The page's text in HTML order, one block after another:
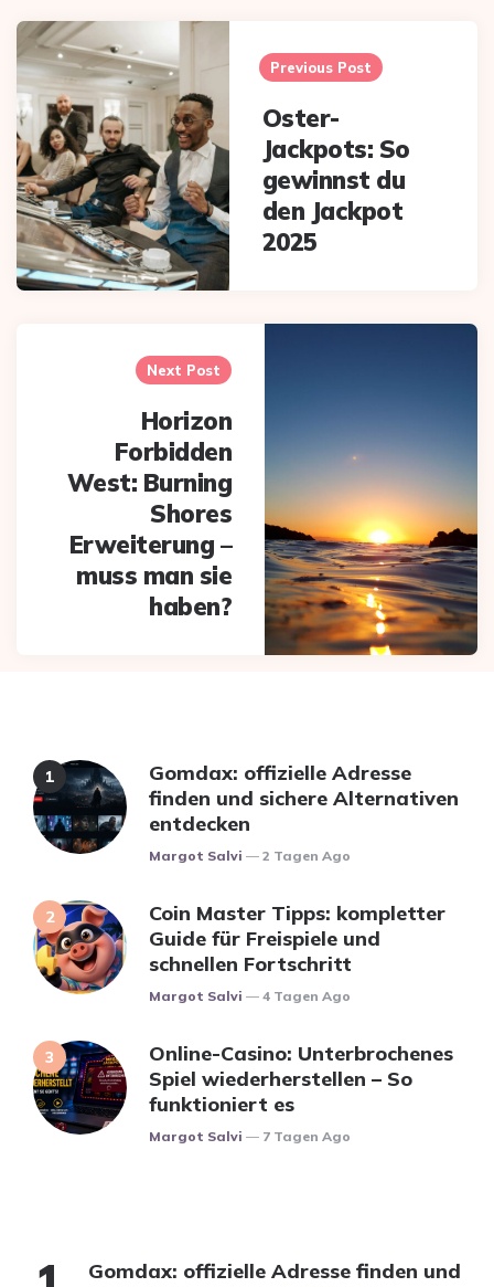
Post
navigation
Previous Post
Oster-
Jackpots: So
gewinnst du
den Jackpot
2025
Next Post
Horizon
Forbidden
West: Burning
Shores
Erweiterung –
muss man sie
haben?
Gomdax: offizielle Adresse
finden und sichere Alternativen
entdecken
Posted
Margot Salvi 2 Tagen Ago
Coin Master Tipps: kompletter
Guide für Freispiele und
schnellen Fortschritt
Posted
Margot Salvi 4 Tagen Ago
Online-Casino: Unterbrochenes
Spiel wiederherstellen – So
funktioniert es
Posted
Margot Salvi 7 Tagen Ago
Gomdax: offizielle Adresse finden und